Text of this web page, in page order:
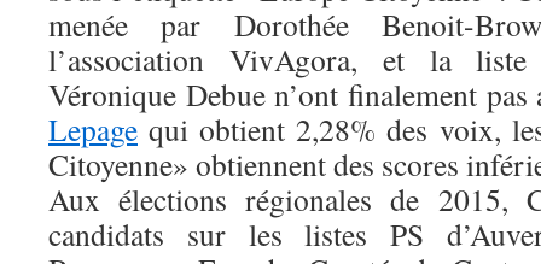
menée par Dorothée Benoit-
l’association VivAgora, et la
Véronique Debue n’ont finalement
Lepage qui obtient 2,28% des voix,
Citoyenne» obtiennent des scores
Aux élections régionales de 2015,
candidats sur les listes PS